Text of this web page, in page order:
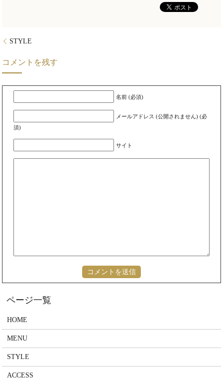
STYLE
コメントを残す
名前 (必須)
メールアドレス (公開されません) (必
須)
サイト
HOME
MENU
STYLE
ACCESS